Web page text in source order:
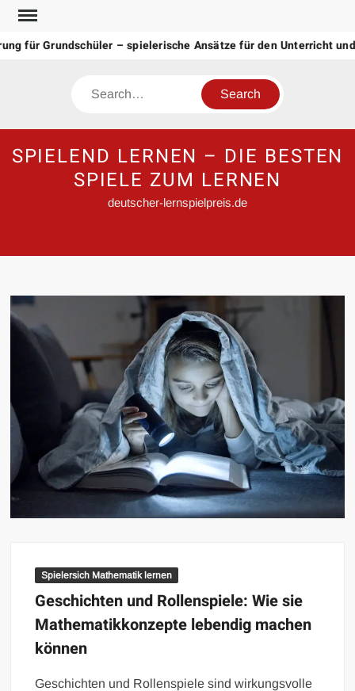
Skip
content
für Grundschüler – spielerische Ansätze für den Unterricht und
Search
SPIELEND LERNEN – DIE BESTEN
SPIELE ZUM LERNEN
deutscher-lernspielpreis.de
Spielersich Mathematik lernen
Geschichten und Rollenspiele: Wie sie
Mathematikkonzepte lebendig machen
können
Geschichten und Rollenspiele sind wirkungsvolle